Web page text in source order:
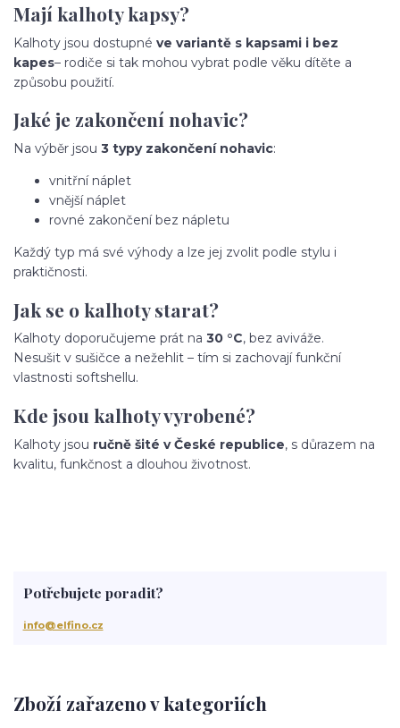
Mají kalhoty kapsy?
Kalhoty jsou dostupné ve variantě s kapsami i bez
kapes– rodiče si tak mohou vybrat podle věku dítěte a
způsobu použití.
Jaké je zakončení nohavic?
Na výběr jsou 3 typy zakončení nohavic:
vnitřní náplet
vnější náplet
rovné zakončení bez nápletu
Každý typ má své výhody a lze jej zvolit podle stylu i
praktičnosti.
Jak se o kalhoty starat?
Kalhoty doporučujeme prát na 30 °C, bez aviváže.
Nesušit v sušičce a nežehlit – tím si zachovají funkční
vlastnosti softshellu.
Kde jsou kalhoty vyrobené?
Kalhoty jsou ručně šité v České republice, s důrazem na
kvalitu, funkčnost a dlouhou životnost.
Zboží zařazeno v kategoriích
Potřebujete poradit?
info@elfino.cz